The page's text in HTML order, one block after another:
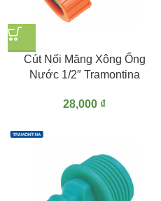
Cút Nối Măng Xông Ống
Nước 1/2″ Tramontina
28,000 ₫